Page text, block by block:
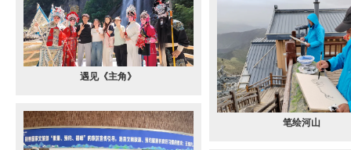
遇见《主角》
笔绘河山